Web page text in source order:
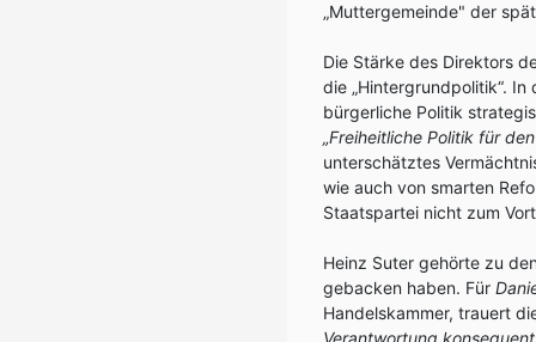
„Muttergemeinde" der
Die Stärke des Direktors
die „Hintergrundpolitik“.
bürgerliche Politik
„Freiheitliche Politik für
unterschätztes
wie auch von smarten
Staatspartei nicht zum
Heinz Suter gehörte zu
gebacken haben. Für
Handelskammer, trauert
Verantwortung